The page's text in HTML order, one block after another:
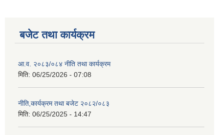
बजेट तथा कार्यक्रम
आ.व. २०८३/०८४ नीति तथा कार्यक्रम
मिति: 06/25/2026 - 07:08
नीति,कार्यक्रम तथा बजेट २०८२/०८३
मिति: 06/25/2025 - 14:47